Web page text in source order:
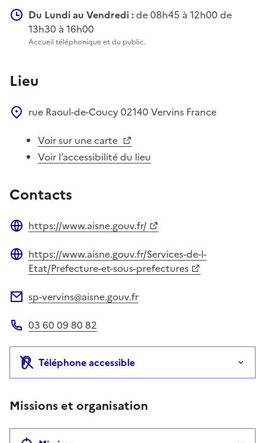
Du Lundi au Vendredi :de 08h45 à 12h00 de
13h30 à 16h00
Accueil téléphonique et du public.
Lieu
rue Raoul-de-Coucy02140 Vervins France
Voir sur une carte
Voir l’accessibilité du lieu
Contacts
https://www.aisne.gouv.fr/
Site web
https://www.aisne.gouv.fr/Services-de-l-
Etat/Prefecture-et-sous-prefectures
sp-vervins@aisne.gouv.fr
03 60 09 80 82
Téléphone accessible
Missions et organisation